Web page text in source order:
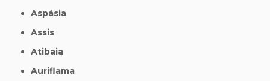
Aspásia
Assis
Atibaia
Auriflama